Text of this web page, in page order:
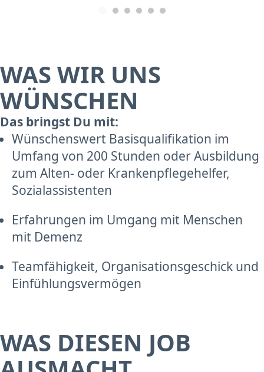
WAS WIR UNS
WÜNSCHEN
Das bringst Du mit:
Wünschenswert Basisqualifikation im
Umfang von 200 Stunden oder Ausbildung
zum Alten- oder Krankenpflegehelfer,
Sozialassistenten
Erfahrungen im Umgang mit Menschen
mit Demenz
Teamfähigkeit, Organisationsgeschick und
Einfühlungsvermögen
WAS DIESEN JOB